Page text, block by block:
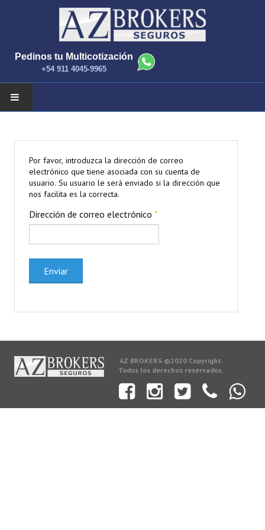
Pedinos tu Multicotización
+54 911 4045-9965
NOTICIAS
COMPAÑIAS Y PRODUCTOS
CONTACTANOS
Por favor, introduzca la dirección de correo
electrónico que tiene asociada con su cuenta de
usuario. Su usuario le será enviado si la dirección que
nos facilita es la correcta.
Dirección de correo electrónico *
Enviar
AZ BROKERS ©2020 Copyright.
Todos los derechos reservados.